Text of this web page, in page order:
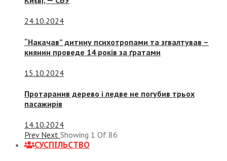
24.10.2024
“Накачав” дитину психотропами та згвалтував –
киянин проведе 14 років за ґратами
15.10.2024
Протаранив дерево і ледве не погубив трьох
пасажирів
14.10.2024
Prev Next Showing 1 Of 86
СУСПIЛЬСТВО